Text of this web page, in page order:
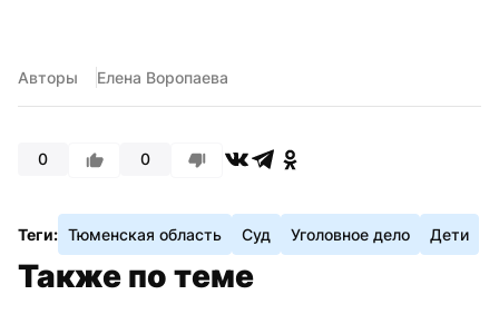
Авторы Елена Воропаева
0 0
Теги: Тюменская область Суд Уголовное дело Дети
Также по теме